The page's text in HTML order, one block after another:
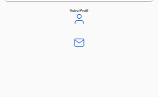
Votre Profil